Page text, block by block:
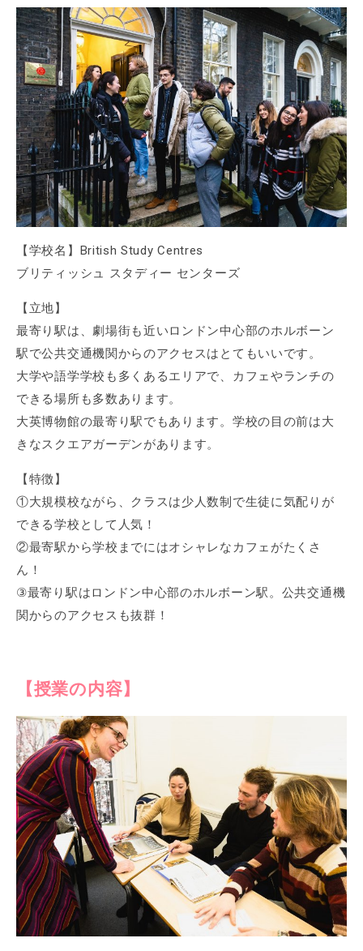
【学校名】British Study Centres
ブリティッシュ スタディー センターズ
【立地】
最寄り駅は、劇場街も近いロンドン中心部のホルボーン
駅で公共交通機関からのアクセスはとてもいいです。
大学や語学学校も多くあるエリアで、カフェやランチの
できる場所も多数あります。
大英博物館の最寄り駅でもあります。学校の目の前は大
きなスクエアガーデンがあります。
【特徴】
①大規模校ながら、クラスは少人数制で生徒に気配りが
できる学校として人気！
②最寄駅から学校までにはオシャレなカフェがたくさ
ん！
③最寄り駅はロンドン中心部のホルボーン駅。公共交通機
関からのアクセスも抜群！
【授業の内容】